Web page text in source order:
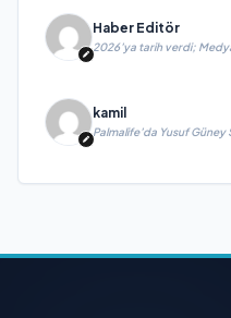
Haber Editör
2026’ya tarih verdi;
kamil
Palmalife’da Yusuf Güney